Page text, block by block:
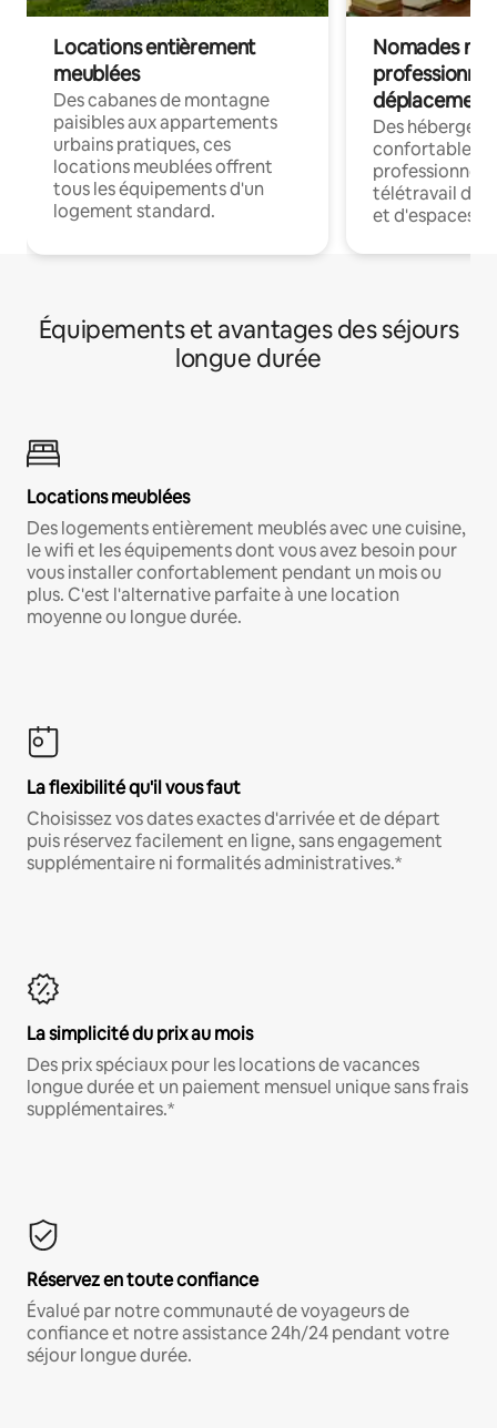
Locations entièrement
meublées
Des cabanes de montagne
paisibles aux appartements
urbains pratiques, ces
locations meublées offrent
tous les équipements d'un
logement standard.
Nomades
déplacement
Des
confortables
professionnels
télétravail
et d'espaces
Équipements et avantages des séjours
longue durée
Locations meublées
Des logements entièrement meublés avec une cuisine,
le wifi et les équipements dont vous avez besoin pour
vous installer confortablement pendant un mois ou
plus. C'est l'alternative parfaite à une location
moyenne ou longue durée.
La flexibilité qu'il vous faut
Choisissez vos dates exactes d'arrivée et de départ
puis réservez facilement en ligne, sans engagement
supplémentaire ni formalités administratives.*
La simplicité du prix au mois
Des prix spéciaux pour les locations de vacances
longue durée et un paiement mensuel unique sans frais
supplémentaires.*
Réservez en toute confiance
Évalué par notre communauté de voyageurs de
confiance et notre assistance 24h/24 pendant votre
séjour longue durée.